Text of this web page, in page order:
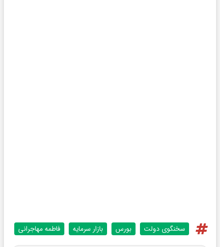
سخنگوی دولت بورس بازار سرمایه فاطمه مهاجرانی